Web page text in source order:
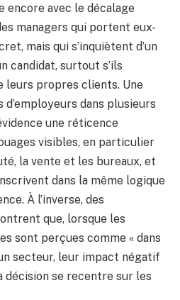
encore avec le décalage
managers qui portent eux-
mais qui s’inquiètent d’un
candidat, surtout s’ils
leurs propres clients. Une
dans plusieurs
une réticence
visibles, en particulier
la vente et les bureaux, et
dans la même logique
À l’inverse, des
que, lorsque les
sont perçues comme « dans
secteur, leur impact négatif
se recentre sur les